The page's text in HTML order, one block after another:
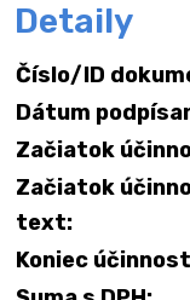
Detaily
Číslo/ID
Dátum
Začiatok
Začiatok
text:
Koniec